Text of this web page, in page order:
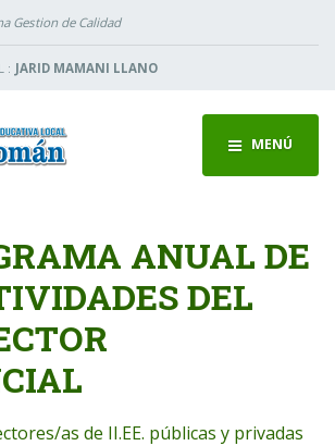
Gestion de Calidad
: JARID MAMANI LLANO
MENÚ
ANUAL DE
DEL
as de II.EE. públicas y privadas